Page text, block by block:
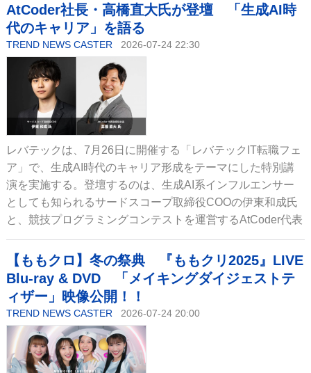
AtCoder社長・高橋直大氏が登壇 「生成AI時
代のキャリア」を語る
TREND NEWS CASTER 2026-07-24 22:30
レバテックは、7月26日に開催する「レバテックIT転職フェ
ア」で、生成AI時代のキャリア形成をテーマにした特別講
演を実施する。登壇するのは、生成AI系インフルエンサー
としても知られるサードスコープ取締役COOの伊東和成氏
と、競技プログラミングコンテストを運営するAtCoder代表
【ももクロ】冬の祭典 『ももクリ2025』LIVE
Blu-ray & DVD 「メイキングダイジェストテ
ィザー」映像公開！！
TREND NEWS CASTER 2026-07-24 20:00